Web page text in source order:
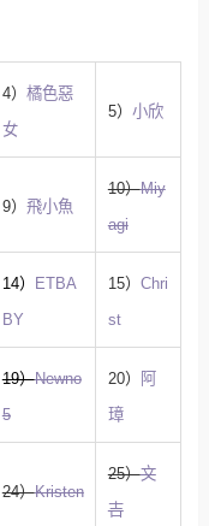
4） 橘色惡
女
5） 小欣
9） 飛小魚
10）Miy
agi
14）
ETBA
BY
15） Chri
st
19）Newno
5
20）
阿
璋
24）Kristen
25）文
吉